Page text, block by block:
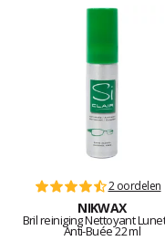
2 oordelen
NIKWAX
Bril reiniging Nettoyant
Anti-Buée 22 ml